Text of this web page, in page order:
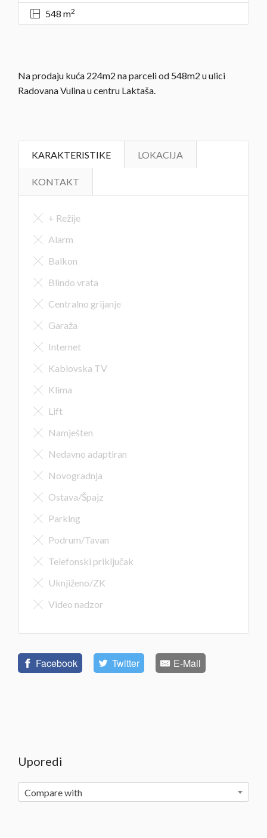
548 m2
Na prodaju kuća 224m2 na parceli od 548m2 u ulici
Radovana Vulina u centru Laktaša.
KARAKTERISTIKE LOKACIJA
KONTAKT
+ Režije
Alarm
Balkon
Blindo vrata
Centralno grijanje
Garaža
Internet
Kablovska TV
Klima
Lift
Namješten
Nedavno adaptiran
Novogradnja
Ostava/Špajz
Parking
Podrum/Tavan
Telefonski priključak
Uknjiženo/ZK
Video nadzor
Facebook Twitter E-Mail
Uporedi
Compare with